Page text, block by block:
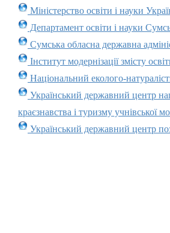
Міністерство освіти і науки
Департамент освіти і науки
Сумська обласна державна
Інститут модернізації змісту
Національний еколого-
Український державний центр
краєзнавства і туризму учнівської
Український державний центр